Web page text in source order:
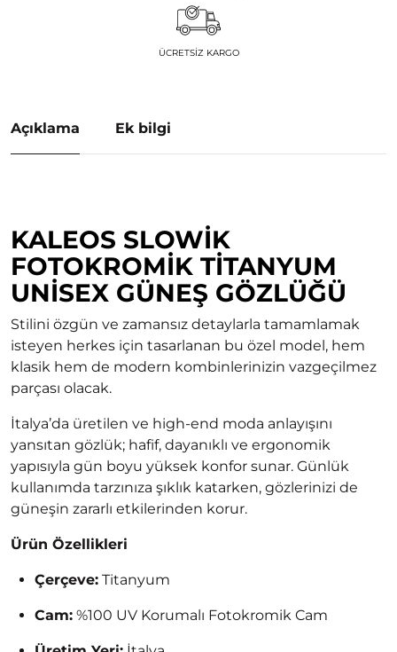
ÜCRETSIZ KARGO
Açıklama Ek bilgi
KALEOS SLOWIK
FOTOKROMIK TITANYUM
UNISEX GÜNEŞ GÖZLÜĞÜ
Stilini özgün ve zamansız detaylarla tamamlamak
isteyen herkes için tasarlanan bu özel model, hem
klasik hem de modern kombinlerinizin vazgeçilmez
parçası olacak.
İtalya’da üretilen ve high-end moda anlayışını
yansıtan gözlük; hafif, dayanıklı ve ergonomik
yapısıyla gün boyu yüksek konfor sunar. Günlük
kullanımda tarzınıza şıklık katarken, gözlerinizi de
güneşin zararlı etkilerinden korur.
Ürün Özellikleri
Çerçeve: Titanyum
Cam: %100 UV Korumalı Fotokromik Cam